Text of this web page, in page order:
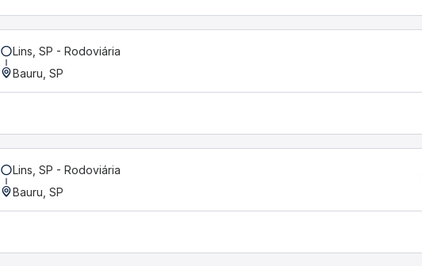
Lins, SP - Rodoviária
Bauru, SP
Lins, SP - Rodoviária
Bauru, SP